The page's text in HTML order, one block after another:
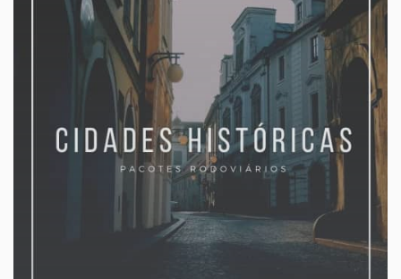
Europa, Oriente médio, Ásia, Oceania, Américas
sob-consulta
» Veja mais...